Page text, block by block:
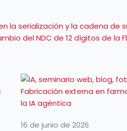
la serialización y la cadena de
del NDC de 12 dígitos de la
Fabricación externa en
la IA agéntica
16 de junio de 2026